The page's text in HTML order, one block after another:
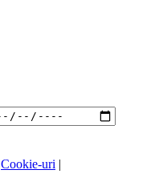
Cookie-uri |